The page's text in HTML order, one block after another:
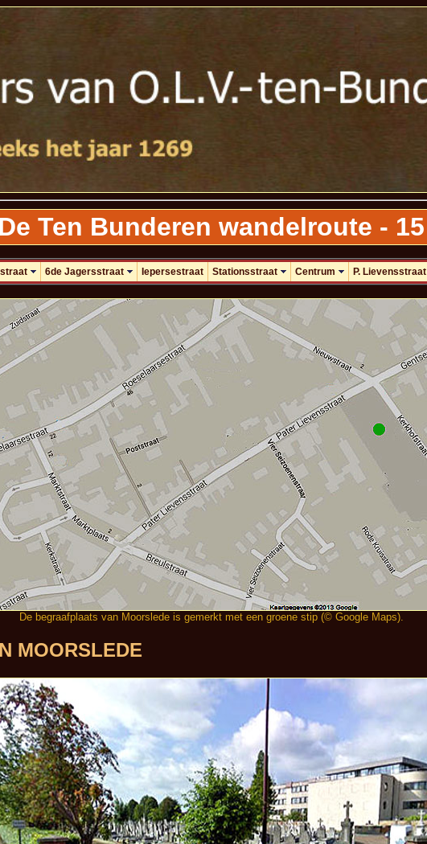
De Ten Bunderen wandelroute - 15
6de Jagersstraat Iepersestraat Stationsstraat Centrum P. Lievensstraat
De begraafplaats van Moorslede is gemerkt met een groene stip (© Google Maps).
MOORSLEDE